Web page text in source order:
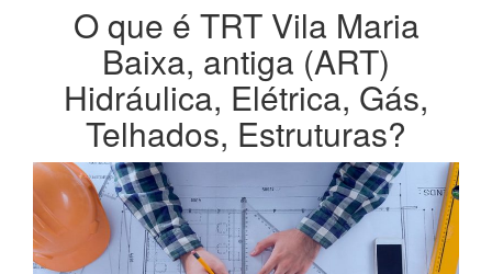
O que é TRT Vila Maria
Baixa, antiga (ART)
Hidráulica, Elétrica, Gás,
Telhados, Estruturas?